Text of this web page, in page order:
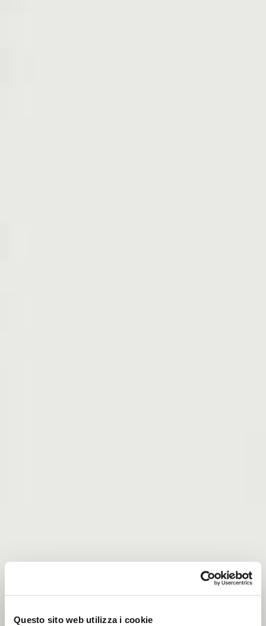
Questo sito web utilizza i cookie